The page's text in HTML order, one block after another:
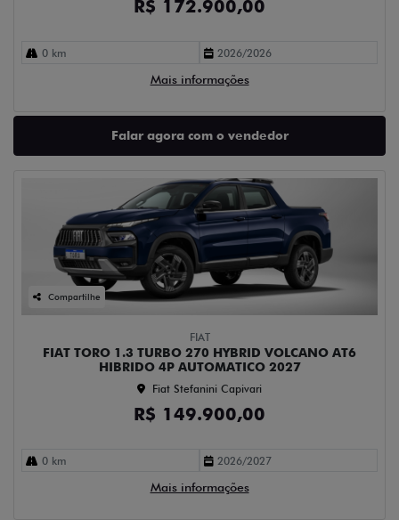
R$ 172.900,00
0 km 2026/2026
Mais informações
Falar agora com o vendedor
Compartilhe
FIAT
FIAT TORO 1.3 TURBO 270 HYBRID VOLCANO AT6
HIBRIDO 4P AUTOMATICO 2027
Fiat Stefanini Capivari
R$ 149.900,00
0 km 2026/2027
Mais informações